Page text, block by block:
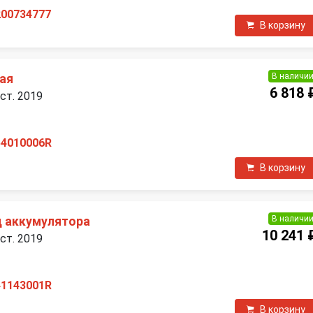
В корзину
2019
В
6 818
В корзину
2019
В
10 241
В корзину